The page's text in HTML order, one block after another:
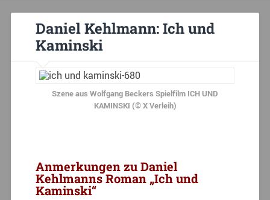
Daniel Kehlmann: Ich und
Kaminski
Szene aus Wolfgang Beckers Spielfilm ICH UND
KAMINSKI (© X Verleih)
Anmerkungen zu Daniel
Kehlmanns Roman „Ich und
Kaminski“